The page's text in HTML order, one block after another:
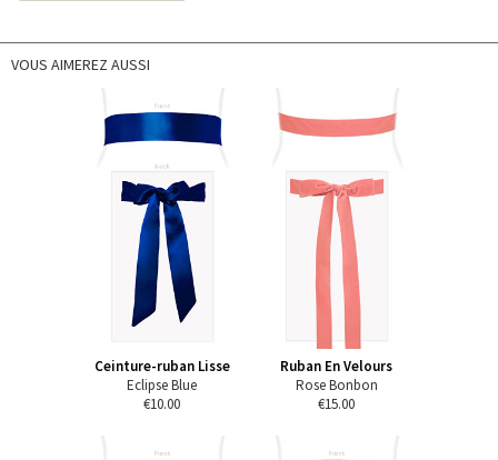
VOUS AIMEREZ AUSSI
Ceinture-ruban Lisse
Eclipse Blue
€10.00
Ruban En Velours
Rose Bonbon
€15.00